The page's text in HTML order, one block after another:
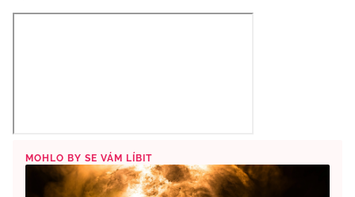
MOHLO BY SE VÁM LÍBIT